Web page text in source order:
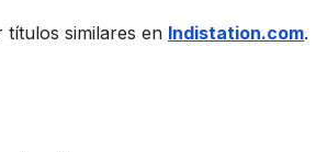
títulos similares en Indistation.com.